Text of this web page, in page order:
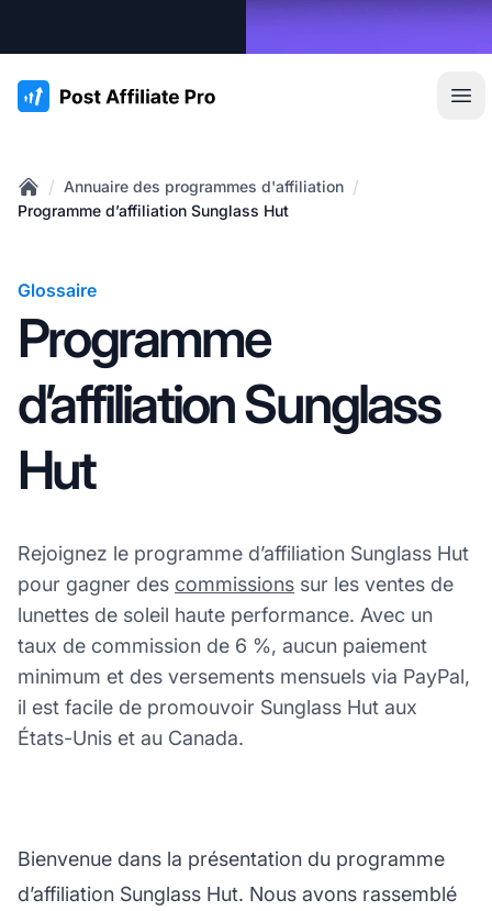
:site.title
Home
/ Annuaire des programmes d'affiliation /
Programme d’affiliation Sunglass Hut
Glossaire
Programme
d’affiliation Sunglass
Hut
Rejoignez le programme d’affiliation Sunglass Hut
pour gagner des commissions sur les ventes de
lunettes de soleil haute performance. Avec un
taux de commission de 6 %, aucun paiement
minimum et des versements mensuels via PayPal,
il est facile de promouvoir Sunglass Hut aux
États-Unis et au Canada.
Bienvenue dans la présentation du programme
d’affiliation Sunglass Hut. Nous avons rassemblé